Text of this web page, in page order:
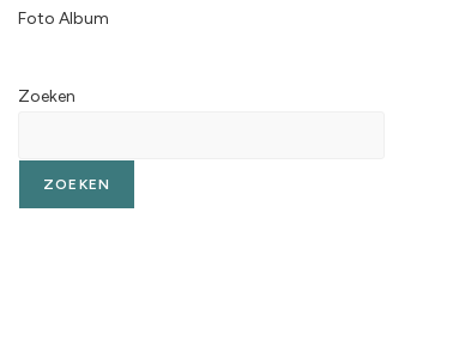
Foto Album
Zoeken
ZOEKEN